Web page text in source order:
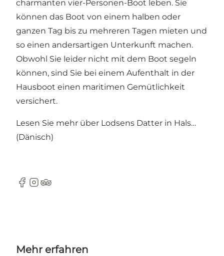
charmanten vier-Personen-Boot leben. Sie
können das Boot von einem halben oder
ganzen Tag bis zu mehreren Tagen mieten und
so einen andersartigen Unterkunft machen.
Obwohl Sie leider nicht mit dem Boot segeln
können, sind Sie bei einem Aufenthalt in der
Hausboot einen maritimen Gemütlichkeit
versichert.
Lesen Sie mehr über Lodsens Datter in Hals…
(Dänisch)
Facebook
Instagram
TripAdvisor
Mehr erfahren